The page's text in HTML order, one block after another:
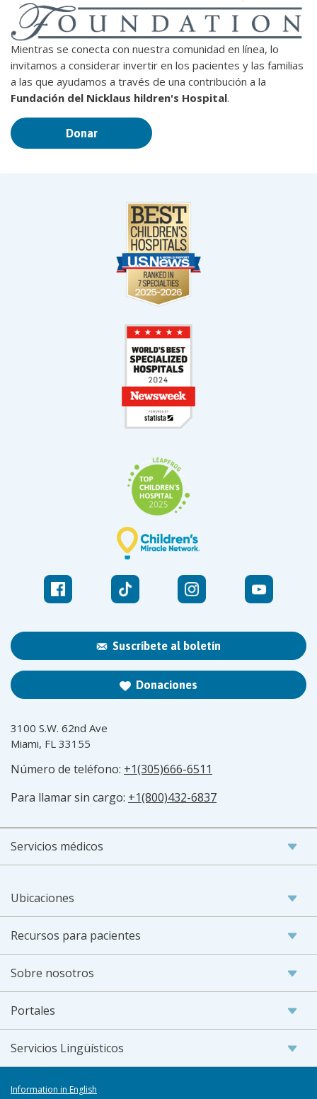
Mientras se conecta con nuestra comunidad en línea, lo
invitamos a considerar invertir en los pacientes y las familias
a las que ayudamos a través de una contribución a la
Fundación del Nicklaus hildren's Hospital.
Donar
Suscríbete al boletín
Donaciones
3100 S.W. 62nd Ave
Miami, FL 33155
Número de teléfono: +1(305)666-6511
Para llamar sin cargo: +1(800)432-6837
Servicios médicos
Ubicaciones
Recursos para pacientes
Sobre nosotros
Portales
Servicios Lingüísticos
Information in English